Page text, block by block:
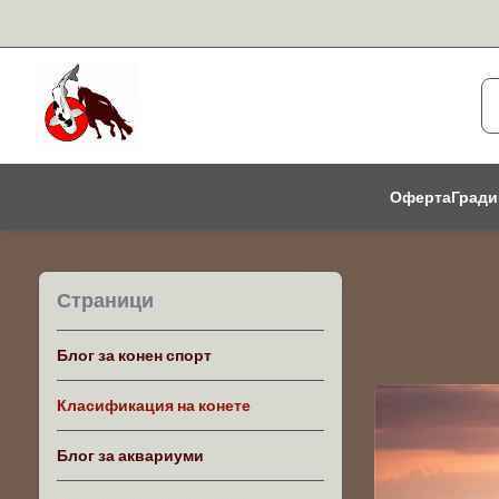
Оферта
Страници
Блог за конен спорт
Класификация на конете
Блог за аквариуми